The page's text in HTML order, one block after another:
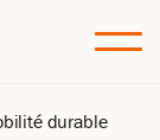
durable